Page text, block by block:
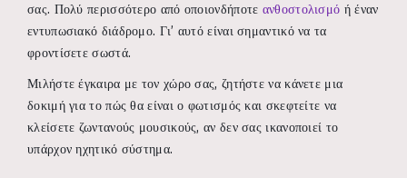
σας. Πολύ περισσότερο από οποιονδήποτε ανθοστολισμό ή έναν
εντυπωσιακό διάδρομο. Γι’ αυτό είναι σημαντικό να τα
φροντίσετε σωστά.
Μιλήστε έγκαιρα με τον χώρο σας, ζητήστε να κάνετε μια
δοκιμή για το πώς θα είναι ο φωτισμός και σκεφτείτε να
κλείσετε ζωντανούς μουσικούς, αν δεν σας ικανοποιεί το
υπάρχον ηχητικό σύστημα.